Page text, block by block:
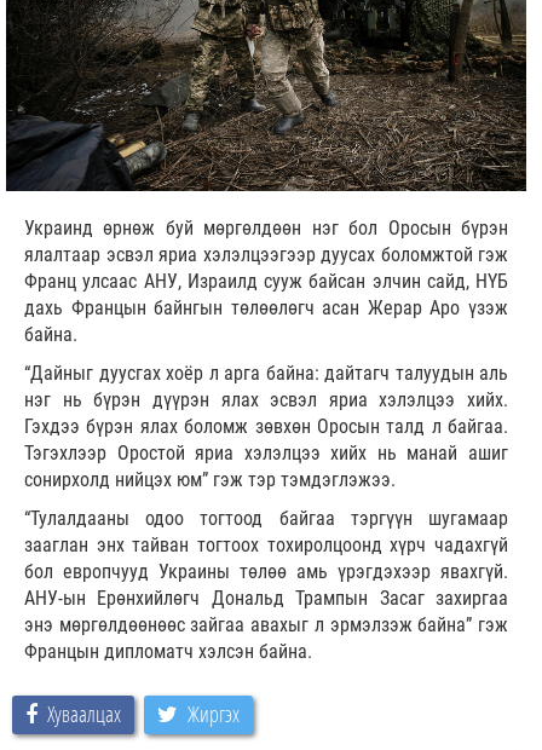
Украинд өрнөж буй мөргөлдөөн нэг бол Оросын бүрэн
ялалтаар эсвэл яриа хэлэлцээгээр дуусах боломжтой гэж
Франц улсаас АНУ, Израилд сууж байсан элчин сайд, НҮБ
дахь Францын байнгын төлөөлөгч асан Жерар Аро үзэж
байна.
“Дайныг дуусгах хоёр л арга байна: дайтагч талуудын аль
нэг нь бүрэн дүүрэн ялах эсвэл яриа хэлэлцээ хийх.
Гэхдээ бүрэн ялах боломж зөвхөн Оросын талд л байгаа.
Тэгэхлээр Оростой яриа хэлэлцээ хийх нь манай ашиг
сонирхолд нийцэх юм” гэж тэр тэмдэглэжээ.
“Тулалдааны одоо тогтоод байгаа тэргүүн шугамаар
зааглан энх тайван тогтоох тохиролцоонд хүрч чадахгүй
бол европчууд Украины төлөө амь үрэгдэхээр явахгүй.
АНУ-ын Ерөнхийлөгч Дональд Трампын Засаг захиргаа
энэ мөргөлдөөнөөс зайгаа авахыг л эрмэлзэж байна” гэж
Францын дипломатч хэлсэн байна.
Хуваалцах Жиргэх